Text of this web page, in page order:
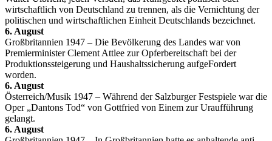
wirtschaftlich von Deutschland zu trennen, als die Vernichtung der
politischen und wirtschaftlichen Einheit Deutschlands bezeichnet.
6. August
Großbritannien 1947 – Die Bevölkerung des Landes war von
Premierminister Clement Attlee zur Opferbereitschaft bei der
Produktionssteigerung und Haushaltssicherung aufgeFordert
worden.
6. August
Österreich/Musik 1947 – Während der Salzburger Festspiele war die
Oper „Dantons Tod“ von Gottfried von Einem zur Uraufführung
gelangt.
6. August